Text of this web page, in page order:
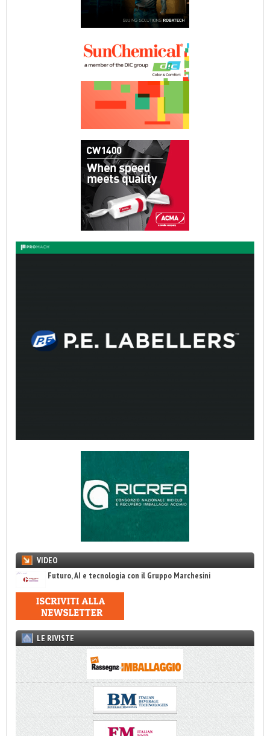
VIDEO
Futuro, AI e tecnologia con il Gruppo Marchesini
LE RIVISTE